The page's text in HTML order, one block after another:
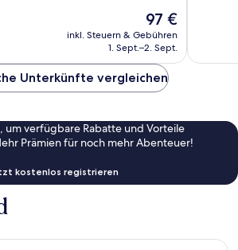
Der
Preis
beträgt
97 €
inkl. Steuern & Gebühren
1. Sept.–2. Sept.
Unterkünfte vergleichen
um verfügbare Rabatte und Vorteile
Prämien für noch mehr Abenteuer!
kostenlos registrieren